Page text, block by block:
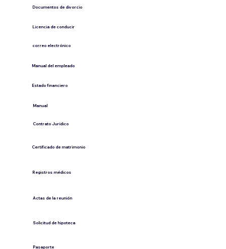
Documentos de divorcio
Licencia de conducir
​correo electrónico
Manual del empleado
Estado financiero
​Manual
​Contrato Jurídico
Certificado de matrimonio
Registros médicos
Actas de la reunión
Solicitud de hipoteca
Pasaporte